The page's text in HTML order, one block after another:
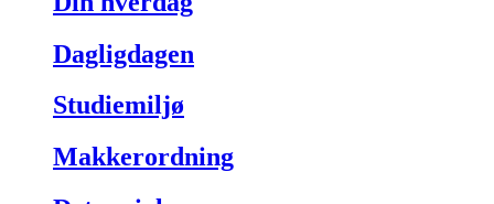
Dagligdagen
Studiemiljø
Makkerordning